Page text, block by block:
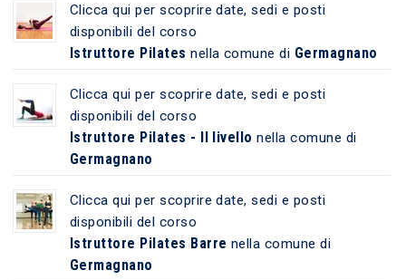
Clicca qui per scoprire date, sedi e posti
disponibili del corso
Istruttore Pilates nella comune di Germagnano
Clicca qui per scoprire date, sedi e posti
disponibili del corso
Istruttore Pilates - II livello nella comune di
Germagnano
Clicca qui per scoprire date, sedi e posti
disponibili del corso
Istruttore Pilates Barre nella comune di
Germagnano